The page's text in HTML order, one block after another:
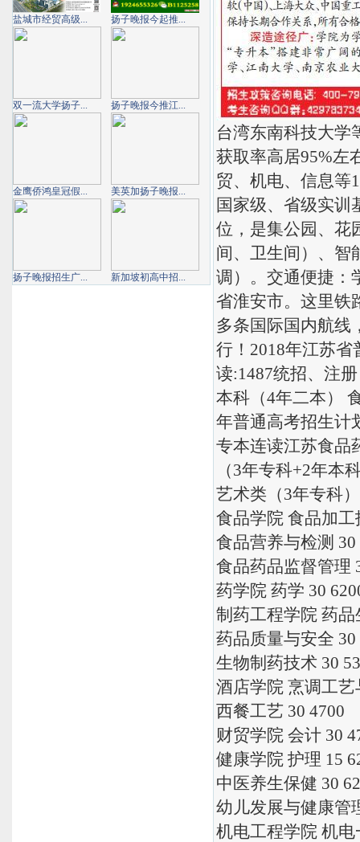
台湾东南科技大学
获取率高居95%左
贸、机电、信息等
国家级、省级实训
位，是集公园、花
间、卫生间）、智
调）。交通便捷
省淮安市。这里铁
多条国际国内航线
行！2018年江苏
读:1487统招、注
本科（4年二本）
年普通高考招生计
专本连读江苏食品
（3年专科+2年本
艺术类（3年专科
食品学院 食品加工
食品营养与检测 30
食品药品监督管理
药学院 药学 30
制药工程学院 药品
药品质量与安全 30
生物制药技术 30
酒店学院 烹调工艺
西餐工艺 30 4700
财贸学院 会计 30
健康学院 护理 15
中医养生保健 30
幼儿发展与健康管
机电工程学院 机电
盐城市经贸高级... 扬子晚报今起推...
双一流大学扬子... 扬子晚报今推江...
金鹰侨鸿皇冠假... 美英加扬子晚报...
扬子晚报招生广... 新加坡初高中招...